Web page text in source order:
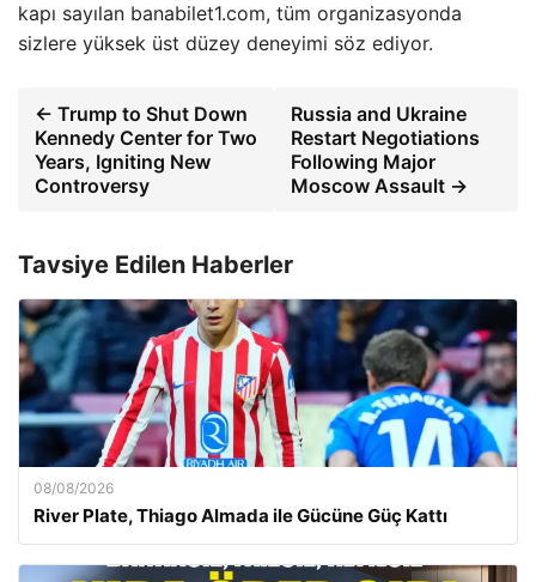
kapı sayılan banabilet1.com, tüm organizasyonda
sizlere yüksek üst düzey deneyimi söz ediyor.
← Trump to Shut Down
Kennedy Center for Two
Years, Igniting New
Controversy
Russia and Ukraine
Restart Negotiations
Following Major
Moscow Assault →
Tavsiye Edilen Haberler
08/08/2026
River Plate, Thiago Almada ile Gücüne Güç Kattı